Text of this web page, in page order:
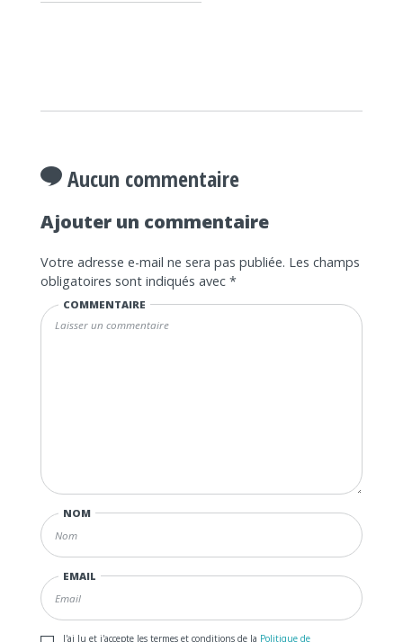
Aucun commentaire
Ajouter un commentaire
Votre adresse e-mail ne sera pas publiée. Les champs
obligatoires sont indiqués avec *
COMMENTAIRE
NOM
EMAIL
J'ai lu et j'accepte les termes et conditions de la Politique de